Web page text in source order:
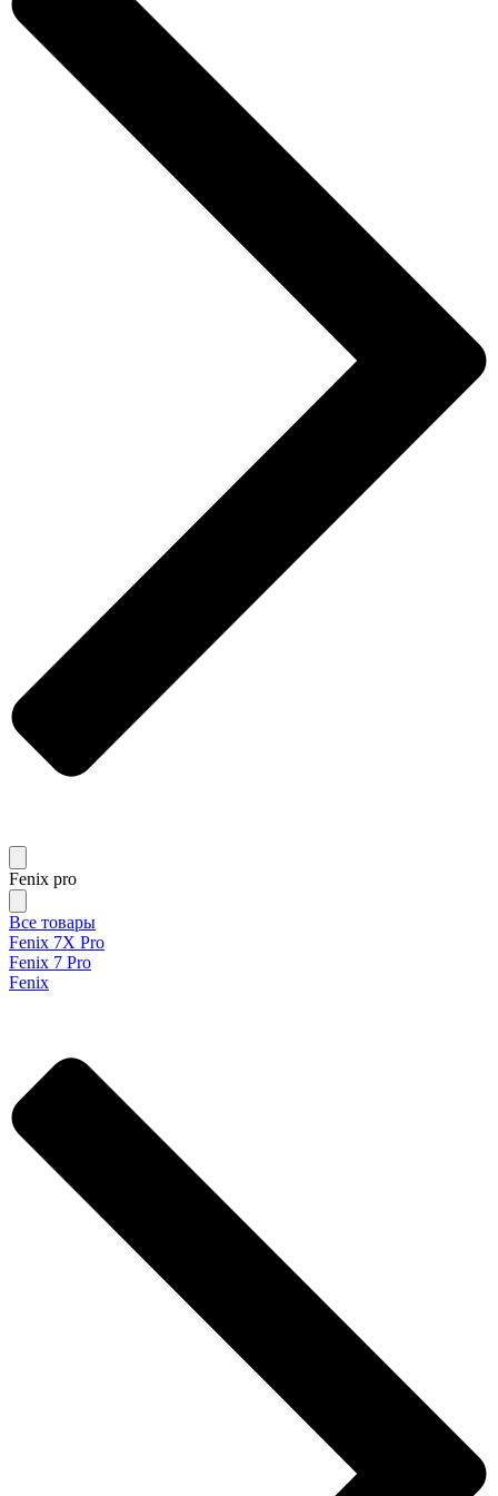
Fenix pro
Все товары
Fenix 7X Pro
Fenix 7 Pro
Fenix